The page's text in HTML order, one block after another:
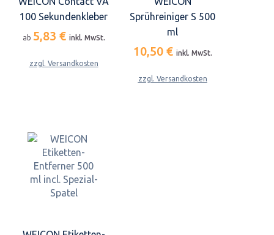
100 Sekundenkleber
ab 5,83 € inkl. MwSt.
zzgl. Versandkosten
Sprühreiniger S 500
ml
10,50 € inkl. MwSt.
zzgl. Versandkosten